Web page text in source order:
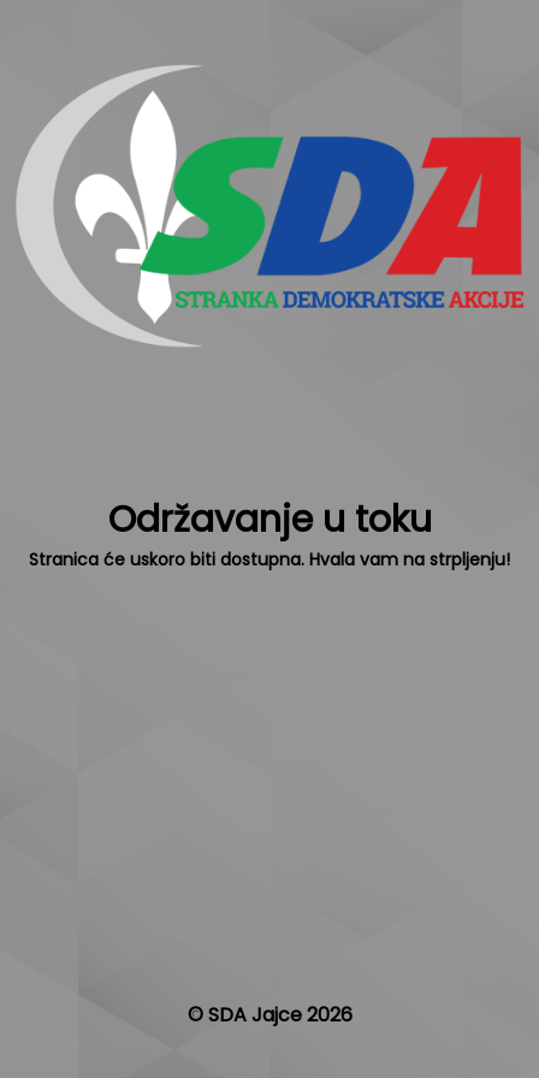
Održavanje u toku
Stranica će uskoro biti dostupna. Hvala vam na strpljenju!
© SDA Jajce 2026